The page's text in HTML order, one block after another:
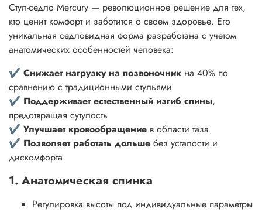
Стул-седло Mercury — революционное решение для тех,
кто ценит комфорт и заботится о своем здоровье. Его
уникальная седловидная форма разработана с учетом
анатомических особенностей человека:
✔ Снижает нагрузку на позвоночник на 40% по
сравнению с традиционными стульями
✔ Поддерживает естественный изгиб спины,
предотвращая сутулость
✔ Улучшает кровообращение в области таза
✔ Позволяет работать дольше без усталости и
дискомфорта
1. Анатомическая спинка
Регулировка высоты под индивидуальные параметры